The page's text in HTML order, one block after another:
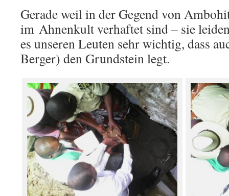
Gerade weil in der Gegend von
im Ahnenkult verhaftet sind – sie
es unseren Leuten sehr wichtig, dass
Berger) den Grundstein legt.